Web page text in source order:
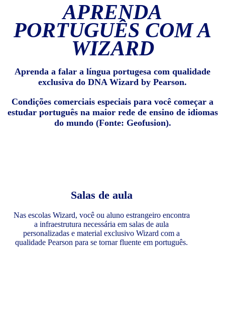
APRENDA
PORTUGUÊS COM A
WIZARD
Aprenda a falar a língua portugesa com qualidade
exclusiva do DNA Wizard by Pearson.
Condições comerciais especiais para você começar a
estudar português na maior rede de ensino de idiomas
do mundo (Fonte: Geofusion).
Salas de aula
Nas escolas Wizard, você ou aluno estrangeiro encontra
a infraestrutura necessária em salas de aula
personalizadas e material exclusivo Wizard com a
qualidade Pearson para se tornar fluente em português.